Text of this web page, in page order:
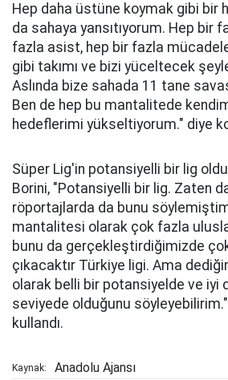
Hep daha üstüne koymak gibi bir
da sahaya yansıtıyorum. Hep bir
fazla asist, hep bir fazla
gibi takımı ve bizi yüceltecek
Aslında bize sahada 11 tane
Ben de hep bu mantalitede
hedeflerimi yükseltiyorum." diye
Süper Lig'in potansiyelli bir lig
Borini, "Potansiyelli bir lig. Zaten
röportajlarda da bunu
mantalitesi olarak çok fazla
bunu da gerçekleştirdiğimizde
çıkacaktır Türkiye ligi. Ama
olarak belli bir potansiyelde ve iyi
seviyede olduğunu
kullandı.
Kaynak: Anadolu Ajansı